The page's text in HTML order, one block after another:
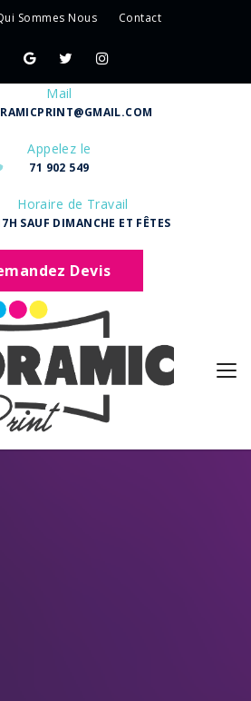
Sommes Nous Contact
Mail
Appelez le
71 902 549
Horaire de Travail
SAUF DIMANCHE ET FÊTES
Devis